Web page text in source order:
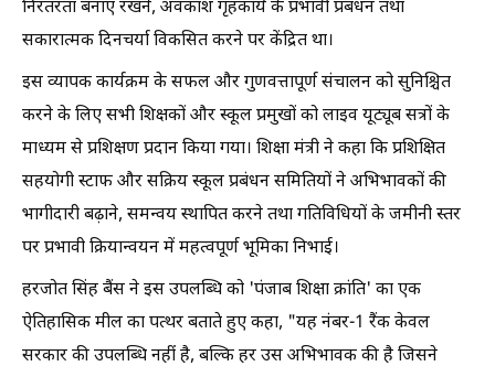
निरंतरता बनाए रखने, अवकाश गृहकार्य के प्रभावी प्रबंधन तथा
सकारात्मक दिनचर्या विकसित करने पर केंद्रित था।
इस व्यापक कार्यक्रम के सफल और गुणवत्तापूर्ण संचालन को सुनिश्चित
करने के लिए सभी शिक्षकों और स्कूल प्रमुखों को लाइव यूट्यूब सत्रों के
माध्यम से प्रशिक्षण प्रदान किया गया। शिक्षा मंत्री ने कहा कि प्रशिक्षित
सहयोगी स्टाफ और सक्रिय स्कूल प्रबंधन समितियों ने अभिभावकों की
भागीदारी बढ़ाने, समन्वय स्थापित करने तथा गतिविधियों के जमीनी स्तर
पर प्रभावी क्रियान्वयन में महत्वपूर्ण भूमिका निभाई।
हरजोत सिंह बैंस ने इस उपलब्धि को 'पंजाब शिक्षा क्रांति' का एक
ऐतिहासिक मील का पत्थर बताते हुए कहा, "यह नंबर-1 रैंक केवल
सरकार की उपलब्धि नहीं है, बल्कि हर उस अभिभावक की है जिसने